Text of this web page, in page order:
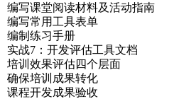
编写课堂阅读材料及活动指南
编写常用工具表单
编制练习手册
实战7：开发评估工具文档
培训效果评估四个层面
确保培训成果转化
课程开发成果验收